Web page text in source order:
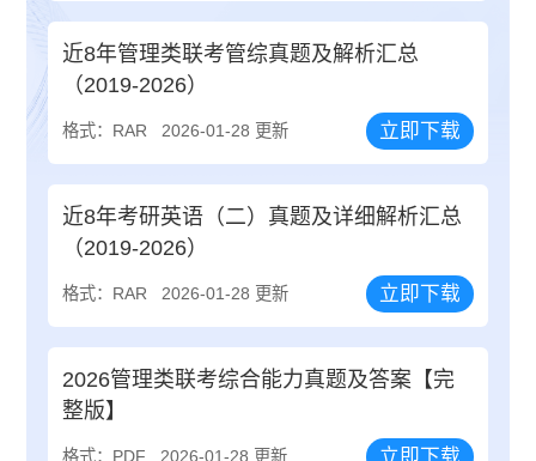
近8年管理类联考管综真题及解析汇总
（2019-2026）
格式：RAR 2026-01-28 更新 立即下载
近8年考研英语（二）真题及详细解析汇总
（2019-2026）
格式：RAR 2026-01-28 更新 立即下载
2026管理类联考综合能力真题及答案【完
整版】
格式：PDF 2026-01-28 更新